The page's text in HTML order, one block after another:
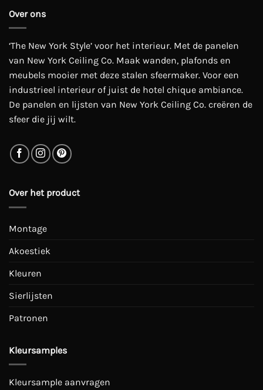
Over ons
‘The New York Style’ voor het interieur. Met de panelen
van New York Ceiling Co. Maak wanden, plafonds en
meubels mooier met deze stalen sfeermaker. Voor een
industrieel interieur of juist de hotel chique ambiance.
De panelen en lijsten van New York Ceiling Co. creëren de
sfeer die jij wilt.
Over het product
Montage
Akoestiek
Kleuren
Sierlijsten
Patronen
Kleursamples
Kleursample aanvragen